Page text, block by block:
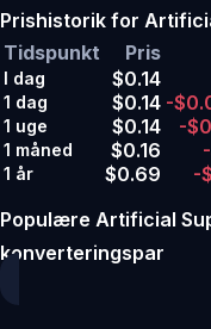
Prishistorik for
Tidspunkt
Pris
I dag $0.14
1 dag $0.14 -
1 uge $0.14 -
1 måned $0.16
1 år $0.69 -
Populære Artificial
konverteringspar